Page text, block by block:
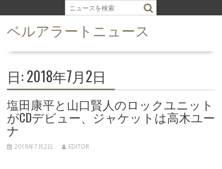
k
ベルアラートニュース
日: 2018年7月2日
塩田康平と山口賢人のロックユニット
がCDデビュー、ジャケットは高木ユー
ナ
2018年7月2日 EDITOR